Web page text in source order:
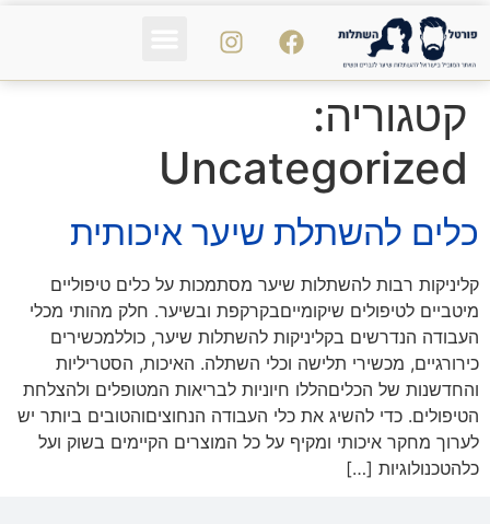
קטגוריה:
Uncategorized
כלים להשתלת שיער איכותית
קליניקות רבות להשתלות שיער מסתמכות על כלים טיפוליים
מיטביים לטיפולים שיקומייםבקרקפת ובשיער. חלק מהותי מכלי
העבודה הנדרשים בקליניקות להשתלות שיער, כוללמכשירים
כירורגיים, מכשירי תלישה וכלי השתלה. האיכות, הסטריליות
והחדשנות של הכליםהללו חיוניות לבריאות המטופלים ולהצלחת
הטיפולים. כדי להשיג את כלי העבודה הנחוציםוהטובים ביותר יש
לערוך מחקר איכותי ומקיף על כל המוצרים הקיימים בשוק ועל
כלהטכנולוגיות […]